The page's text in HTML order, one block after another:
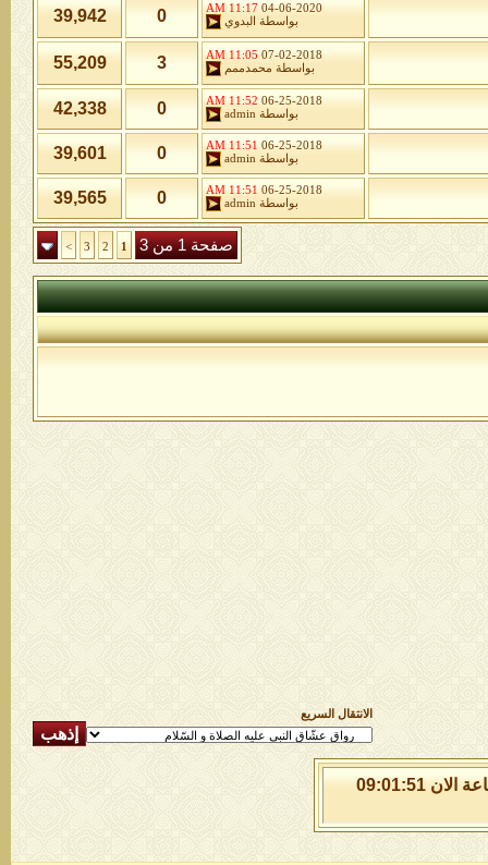
04-06-2020
11:17 AM
بواسطة
البدوي 0
39,942
07-02-2018
11:05 AM
بواسطة محمدممم 3
55,209
06-25-2018
11:52 AM
بواسطة admin
0
42,338
06-25-2018
11:51 AM
بواسطة admin
0
39,601
06-25-2018
11:51 AM
بواسطة admin
0
39,565
صفحة 1 من 3 1
2
3
>
الانتقال السريع
الخميس 6 من اغسطس 2026 , الساعة الان 09:01:51